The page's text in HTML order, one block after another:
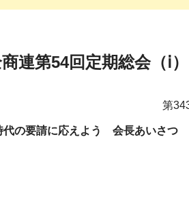
連第54回定期総会（ⅰ）
第
の要請に応えよう 会長あいさつ